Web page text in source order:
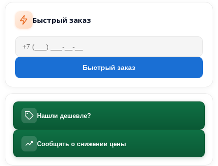
Быстрый заказ
Нашли дешевле?
Сообщить о снижении цены